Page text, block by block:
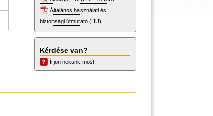
Általános használati és
biztonsági útmutató (HU)
Kérdése van?
Írjon nekünk most!